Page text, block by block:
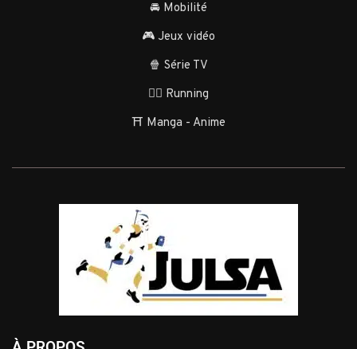
🚘 Mobilité
🎮 Jeux vidéo
🍿 Série TV
🏃‍♂️ Running
⛩️ Manga - Anime